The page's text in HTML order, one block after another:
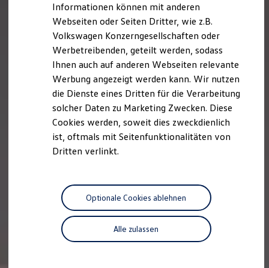
Lifestyle Shop
T-Roc Kollektion
Golf Kollektion
ID. Kollektion
Volkswagen Kollektion
R-Kollektion
GTI Kollektion
Fußball Drop
we drive football
#wedriveproud
Besitzer und Service
Software Updates
Service und Ersatzteile
Motorenöl und Flüssigkeiten
Räder und Reifen
Pannen- und Unfallhilfe
Economy Service
Volkswagen Teile
Zubehör
Informationen können mit anderen
Webseiten oder Seiten Dritter, wie z.B.
Volkswagen Konzerngesellschaften oder
Werbetreibenden, geteilt werden, sodass
Ihnen auch auf anderen Webseiten relevante
Werbung angezeigt werden kann. Wir nutzen
die Dienste eines Dritten für die Verarbeitung
solcher Daten zu Marketing Zwecken. Diese
Cookies werden, soweit dies zweckdienlich
ist, oftmals mit Seitenfunktionalitäten von
Dritten verlinkt.
Alle zulassen
Optionale Cookies ablehnen